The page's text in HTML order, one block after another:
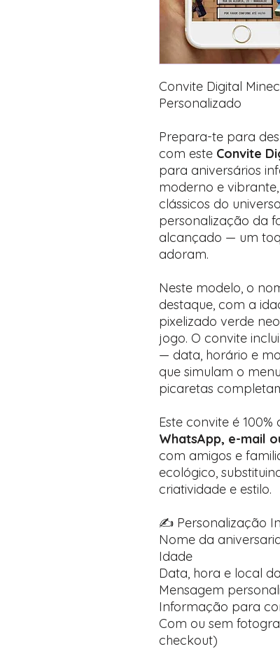
Convite Digital
Personalizado
Prepara-te para
com este Convite
para aniversários
moderno e
clássicos do
personalização da
alcançado — um
adoram.
Neste modelo, o
destaque, com a
pixelizado verde
jogo. O convite
— data, horário e
que simulam o
picaretas
Este convite é
WhatsApp, e-mail
com amigos e
ecológico,
criatividade e estilo.
✍️ Personalização
Nome da
Idade
Data, hora e local
Mensagem
Informação para
Com ou sem
checkout)